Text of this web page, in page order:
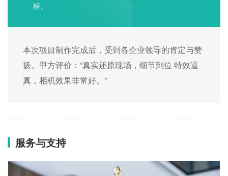
标。
本次项目制作完成后，受到各企业领导的肯定与赞
扬。甲方评价：“真实还原现场，细节到位 特效逼
真，相机效果非常好。”
服务与支持